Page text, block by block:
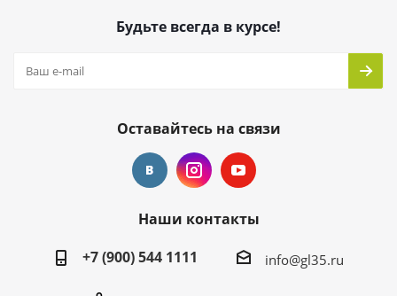
Будьте всегда в курсе!
Оставайтесь на связи
Наши контакты
+7 (900) 544 1111
info@gl35.ru